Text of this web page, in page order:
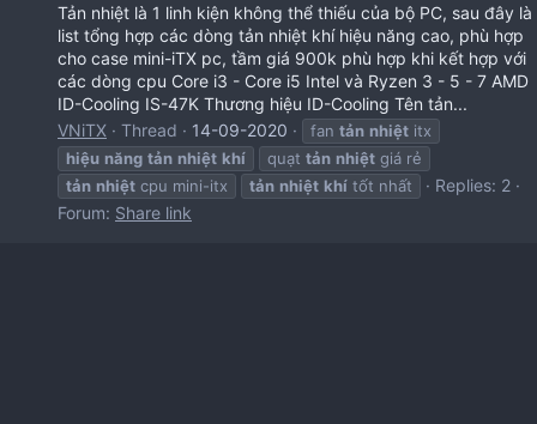
Tản nhiệt là 1 linh kiện không thể thiếu của bộ PC, sau đây là
list tổng hợp các dòng tản nhiệt khí hiệu năng cao, phù hợp
cho case mini-iTX pc, tầm giá 900k phù hợp khi kết hợp với
các dòng cpu Core i3 - Core i5 Intel và Ryzen 3 - 5 - 7 AMD
ID-Cooling IS-47K Thương hiệu ID-Cooling Tên tản...
VNiTX
Thread 14-09-2020 fan tản nhiệt itx
hiệu năng tản nhiệt khí quạt tản nhiệt giá rẻ
tản nhiệt cpu mini-itx tản nhiệt khí tốt nhất
Replies: 2
Forum: Share link